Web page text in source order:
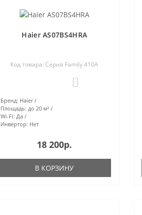
Haier AS07BS4HRA
Код товара: Серия Family 410A
Бренд: Haier
Площадь: до 20 м²
Wi-Fi: Да
Инвертор: Нет
18 200р.
В КОРЗИНУ